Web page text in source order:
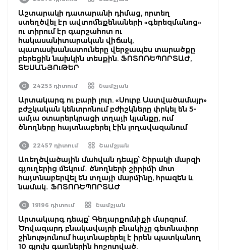
Աշտարակի դատարանի դիմաց, որտեղ
ստեղծվել էր ավտոմեքենաների «գերեզմանոց»
ու տիրում էր գարշահոտ ու
հակասանիտարական վիճակ,
պատասխանատուները վերջապես տարածքը
բերեցին նախկին տեսքին. ՖՈՏՈՌԵՊՈՐՏԱԺ,
ՏԵՍԱՆՅՈւԹԵՐ
24253 դիտում Շամշյան
Արտակարգ ու բարի լուր. «Սուրբ Աստվածամայր»
բժշկական կենտրոնում բժիշկները փրկել են 5-
ամյա օտարերկրացի տղայի կյանքը, ում
ծնողները հայտնաբերել էին լողավազանում
22457 դիտում Շամշյան
Առեղծվածային մահվան դեպք՝ Շիրակի մարզի
գյուղերից մեկում․ ծնողների շիրիմի մոտ
հայտնաբերվել են տղայի մարմինը, հրազեն և
նամակ․ ՖՈՏՈՌԵՊՈՐՏԱԺ
19196 դիտում Շամշյան
Արտակարգ դեպք՝ Գեղարքունիքի մարզում.
Ծովազարդ բնակավայրի բնակիչը գետնափոր
շինությունում հայտնաբերել է իրեն պատկանող
10 գլուխ գառներին հոշոտված.